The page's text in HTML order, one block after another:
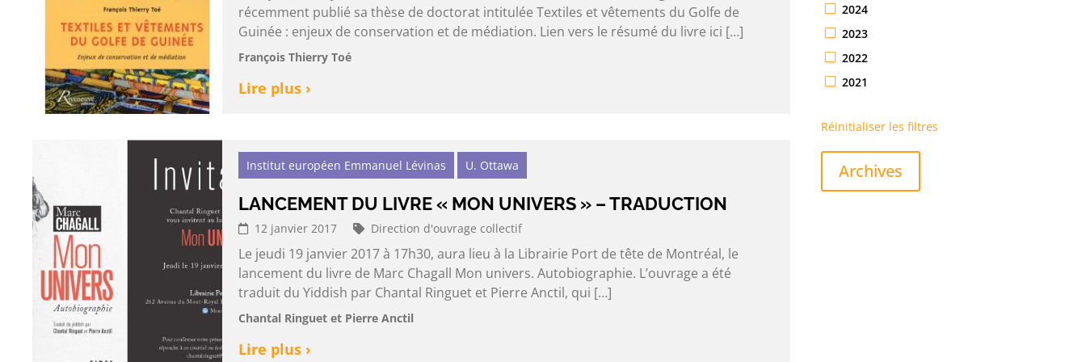
récemment publié sa thèse de doctorat intitulée Textiles et vêtements du Golfe de
Guinée : enjeux de conservation et de médiation. Lien vers le résumé du livre ici […]
François Thierry Toé
Lire plus ›
Institut européen Emmanuel Lévinas U. Ottawa
LANCEMENT DU LIVRE « MON UNIVERS » – TRADUCTION
12 janvier 2017 Direction d'ouvrage collectif
Le jeudi 19 janvier 2017 à 17h30, aura lieu à la Librairie Port de tête de Montréal, le
lancement du livre de Marc Chagall Mon univers. Autobiographie. L’ouvrage a été
traduit du Yiddish par Chantal Ringuet et Pierre Anctil, qui […]
Chantal Ringuet et Pierre Anctil
Lire plus ›
2024
2023
2022
2021
Réinitialiser les filtres
Archives